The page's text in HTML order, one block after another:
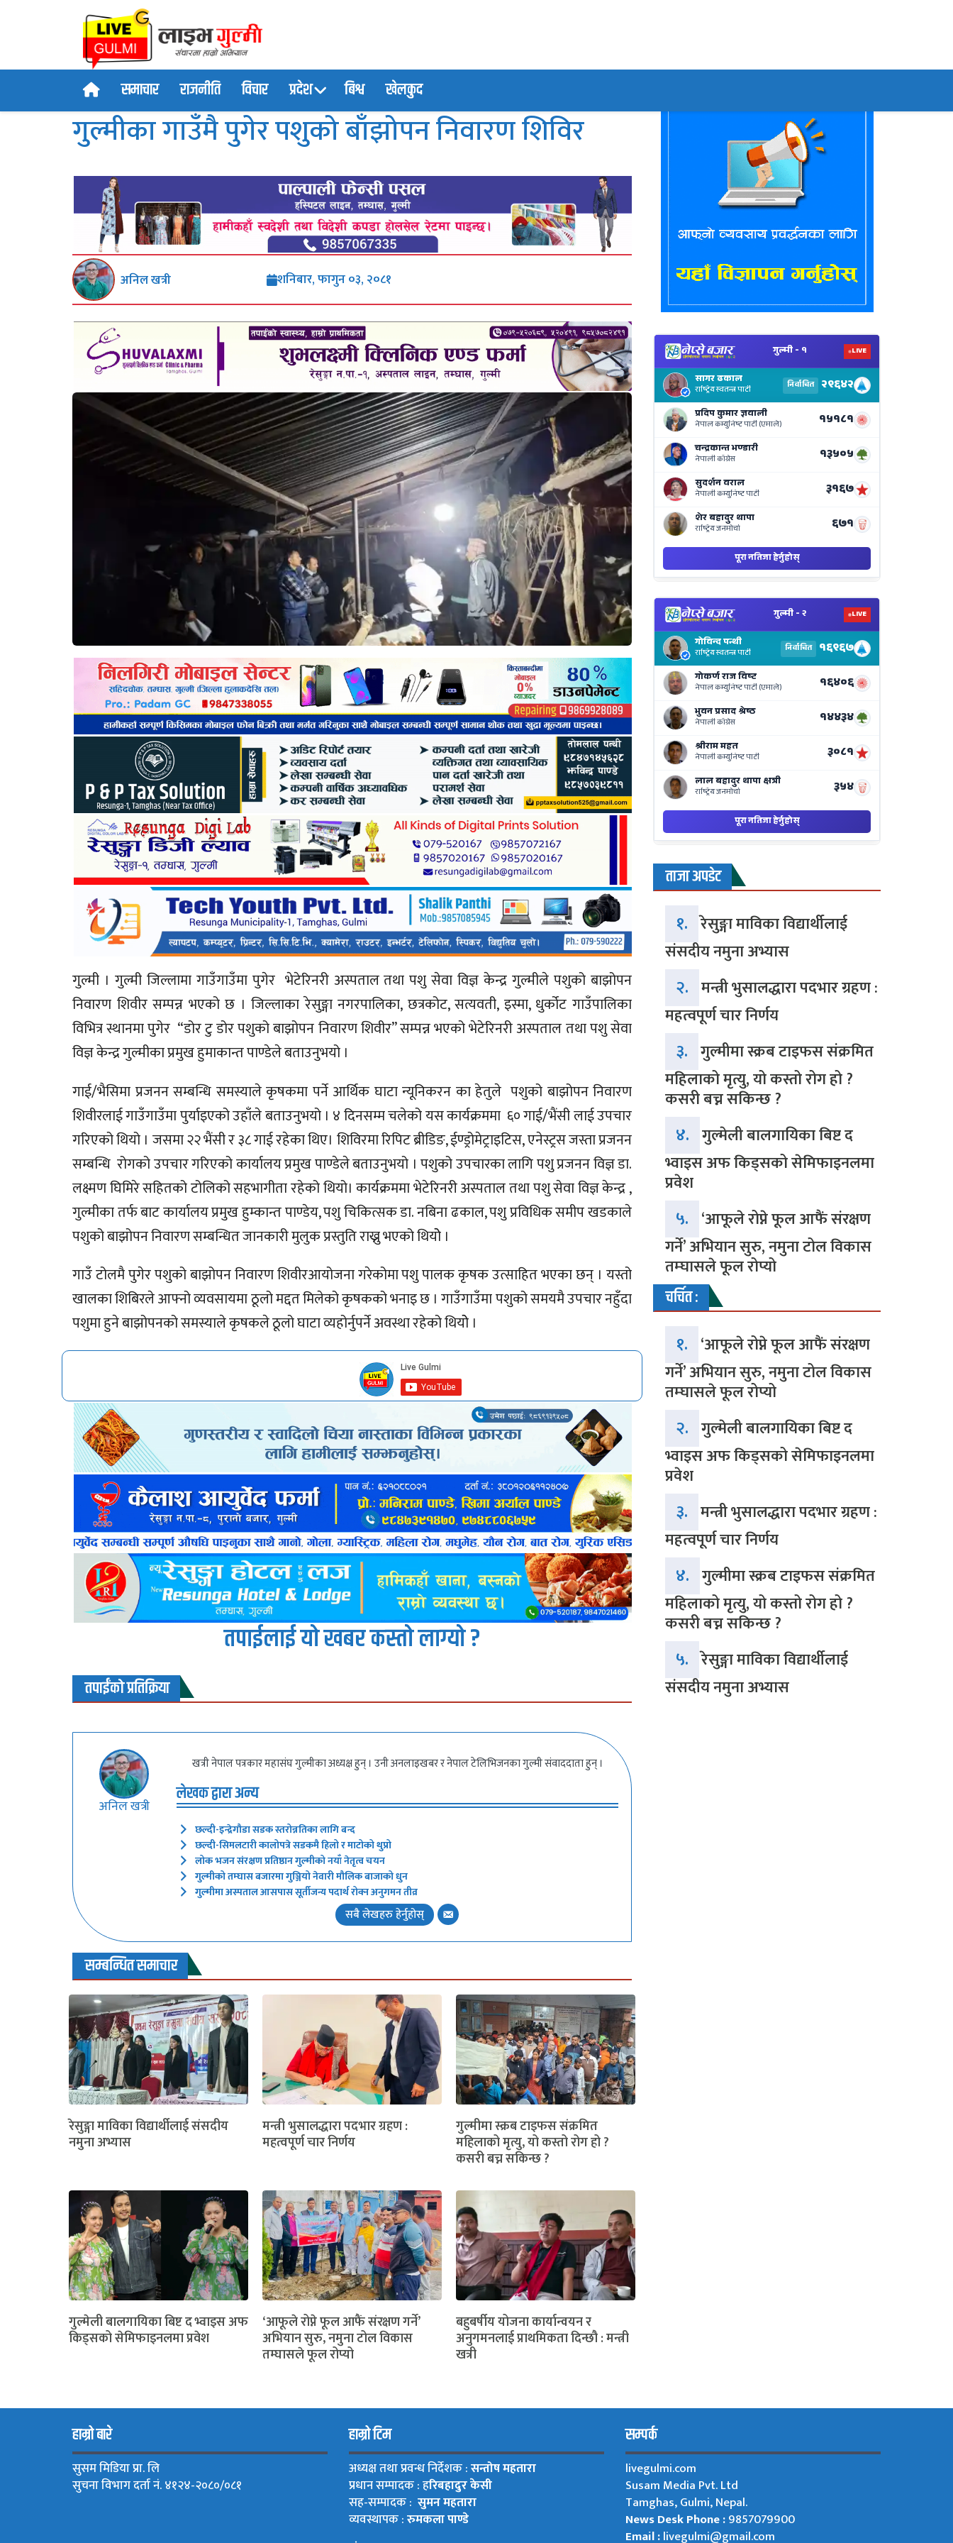
समाचार राजनीति विचार प्रदेश बिश्व खेलकुद
गुल्मीका गाउँमै पुगेर पशुको बाँझोपन निवारण शिविर
अनिल खत्री शनिबार, फागुन ०३, २०८१
गुल्मी । गुल्मी जिल्लामा गाउँगाउँमा पुगेर भेटेरिनरी अस्पताल तथा पशु सेवा विज्ञ केन्द्र गुल्मीले पशुको बाझोपन
निवारण शिवीर सम्पन्न भएको छ । जिल्लाका रेसुङ्गा नगरपालिका, छत्रकोट, सत्यवती, इस्मा, धुर्कोट गाउँपालिका
विभित्र स्थानमा पुगेर “डोर टु डोर पशुको बाझोपन निवारण शिवीर” सम्पन्न भएको भेटेरिनरी अस्पताल तथा पशु सेवा
विज्ञ केन्द्र गुल्मीका प्रमुख हुमाकान्त पाण्डेले बताउनुभयो ।
गाई/भैसिमा प्रजनन सम्बन्धि समस्याले कृषकमा पर्ने आर्थिक घाटा न्यूनिकरन का हेतुले पशुको बाझोपन निवारण
शिवीरलाई गाउँगाउँमा पुर्याइएको उहाँले बताउनुभयो । ४ दिनसम्म चलेको यस कार्यक्रममा ६० गाई/भैंसी लाई उपचार
गरिएको थियो । जसमा २२ भैंसी र ३८ गाई रहेका थिए। शिविरमा रिपिट ब्रीडिङ, ईण्ड्रोमेट्राइटिस, एनेस्ट्रस जस्ता प्रजनन
सम्बन्धि रोगको उपचार गरिएको कार्यालय प्रमुख पाण्डेले बताउनुभयो । पशुको उपचारका लागि पशु प्रजनन विज्ञ डा.
लक्ष्मण घिमिरे सहितको टोलिको सहभागीता रहेको थियो। कार्यक्रममा भेटेरिनरी अस्पताल तथा पशु सेवा विज्ञ केन्द्र ,
गुल्मीका तर्फ बाट कार्यालय प्रमुख हुम्कान्त पाण्डेय, पशु चिकित्सक डा. नबिना ढकाल, पशु प्रविधिक समीप खडकाले
पशुको बाझोपन निवारण सम्बन्धित जानकारी मुलुक प्रस्तुति राख्नु भएको थियोे ।
गाउँ टोलमै पुगेर पशुको बाझोपन निवारण शिवीरआयोजना गरेकोमा पशु पालक कृषक उत्साहित भएका छन् । यस्तो
खालका शिबिरले आफ्नो व्यवसायमा ठूलो मद्दत मिलेको कृषकको भनाइ छ । गाउँगाउँमा पशुको समयमै उपचार नहुँदा
पशुमा हुने बाझोपनको समस्याले कृषकले ठूलो घाटा व्यहोर्नुपर्ने अवस्था रहेको थियोे ।
तपाईलाई यो खबर कस्तो लाग्यो ?
तपाईंको प्रतिक्रिया
अनिल खत्री
खत्री नेपाल पत्रकार महासंघ गुल्मीका अध्यक्ष हुन् । उनी अनलाइखबर र नेपाल टेलिभिजनका गुल्मी संवाददाता हुन् ।
लेखक द्वारा अन्य
छल्दी-इन्द्रेगौडा सडक स्तरोन्नतिका लागि बन्द
छल्दी-सिमलटारी कालोपत्रे सडकमै हिलो र माटोको थुप्रो
लोक भजन संरक्षण प्रतिष्ठान गुल्मीको नयाँ नेतृत्व चयन
गुल्मीको तम्घास बजारमा गुञ्जियो नेवारी मौलिक बाजाको धुन
गुल्मीमा अस्पताल आसपास सूर्तीजन्य पदार्थ रोक्न अनुगमन तीव्र
सबै लेखहरु हेर्नुहोस्
सम्बन्धित समाचार
रेसुङ्गा माविका विद्यार्थीलाई संसदीय
नमुना अभ्यास
मन्त्री भुसालद्धारा पदभार ग्रहण :
महत्वपूर्ण चार निर्णय
गुल्मीमा स्क्रब टाइफस संक्रमित
महिलाको मृत्यु, यो कस्तो रोग हो ?
कसरी बच्न सकिन्छ ?
गुल्मेली बालगायिका बिष्ट द भ्वाइस अफ
किड्सको सेमिफाइनलमा प्रवेश
‘आफूले रोप्ने फूल आफैं संरक्षण गर्ने’
अभियान सुरु, नमुना टोल विकास
तम्घासले फूल रोप्यो
बहुबर्षीय योजना कार्यान्वयन र
अनुगमनलाई प्राथमिकता दिन्छौ : मन्त्री
खत्री
ताजा अपडेट
१. रेसुङ्गा माविका विद्यार्थीलाई
संसदीय नमुना अभ्यास
२. मन्त्री भुसालद्धारा पदभार ग्रहण :
महत्वपूर्ण चार निर्णय
३. गुल्मीमा स्क्रब टाइफस संक्रमित
महिलाको मृत्यु, यो कस्तो रोग हो ?
कसरी बच्न सकिन्छ ?
४. गुल्मेली बालगायिका बिष्ट द
भ्वाइस अफ किड्सको सेमिफाइनलमा
प्रवेश
५. ‘आफूले रोप्ने फूल आफैं संरक्षण
गर्ने’ अभियान सुरु, नमुना टोल विकास
तम्घासले फूल रोप्यो
चर्चित :
१. ‘आफूले रोप्ने फूल आफैं संरक्षण
गर्ने’ अभियान सुरु, नमुना टोल विकास
तम्घासले फूल रोप्यो
२. गुल्मेली बालगायिका बिष्ट द
भ्वाइस अफ किड्सको सेमिफाइनलमा
प्रवेश
३. मन्त्री भुसालद्धारा पदभार ग्रहण :
महत्वपूर्ण चार निर्णय
४. गुल्मीमा स्क्रब टाइफस संक्रमित
महिलाको मृत्यु, यो कस्तो रोग हो ?
कसरी बच्न सकिन्छ ?
५. रेसुङ्गा माविका विद्यार्थीलाई
संसदीय नमुना अभ्यास
हाम्रो बारे
सुसम मिडिया प्रा. लि
सुचना विभाग दर्ता नं. ४१२४-२०८०/०८१
हाम्रो टिम
अध्यक्ष तथा प्रवन्ध निर्देशक :सन्तोष महतारा
प्रधान सम्पादक : हरिबहादुर केसी
सह-सम्पादक : सुमन महतारा
व्यवस्थापक :रुमकला पाण्डे
सम्पर्क
livegulmi.com
Susam Media Pvt. Ltd
Tamghas, Gulmi, Nepal.
News Desk Phone :9857079900
Email :livegulmi@gmail.com